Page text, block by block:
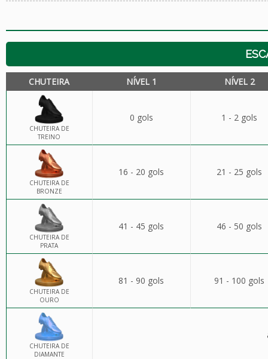
CHUTEIRA NÍVEL 1 NÍVEL 2
CHUTEIRA DE
TREINO
0 gols 1 - 2 gols
CHUTEIRA DE
BRONZE
16 - 20 gols 21 - 25 gols
CHUTEIRA DE
PRATA
41 - 45 gols 46 - 50 gols
CHUTEIRA DE
OURO
81 - 90 gols 91 - 100 gols
CHUTEIRA DE
DIAMANTE